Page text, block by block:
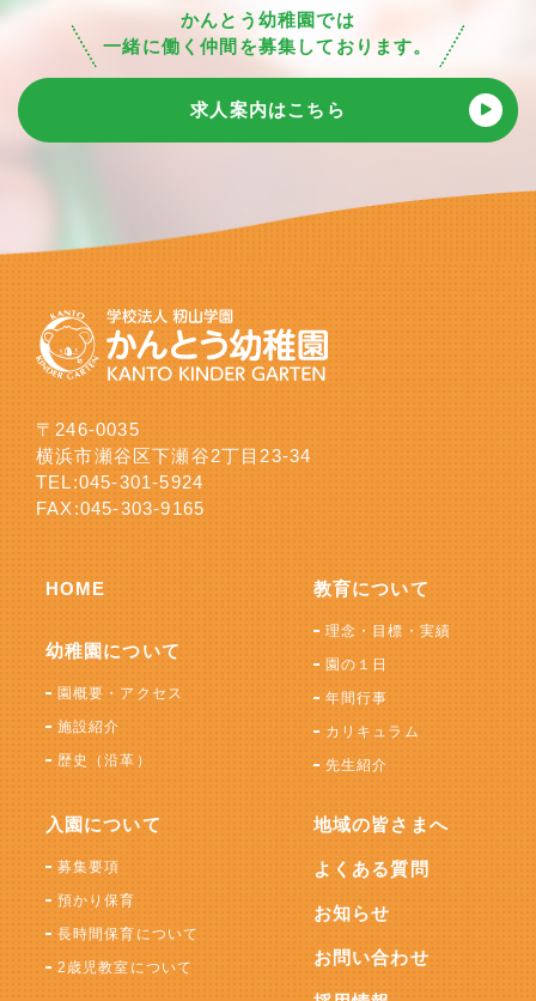
かんとう幼稚園では
一緒に働く仲間を募集しております。
求人案内はこちら
〒246-0035
横浜市瀬谷区下瀬谷2丁目23-34
TEL:045-301-5924
FAX:045-303-9165
HOME
幼稚園について
園概要・アクセス
施設紹介
歴史（沿革）
教育について
理念・目標・実績
園の１日
年間行事
カリキュラム
先生紹介
入園について
募集要項
預かり保育
長時間保育について
2歳児教室について
地域の皆さまへ
よくある質問
お知らせ
お問い合わせ